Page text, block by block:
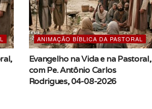
ANIMAÇÃO BÍBLICA DA PASTORAL
Evangelho na Vida e na Pastoral,
com Pe. Antônio Carlos
Rodrigues, 04-08-2026